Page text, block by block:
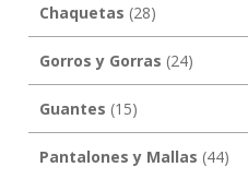
Chaquetas (28)
Gorros y Gorras (24)
Guantes (15)
Pantalones y Mallas (44)